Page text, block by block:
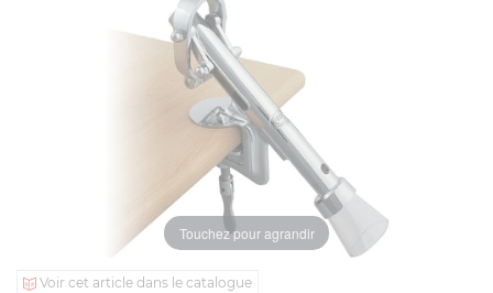
Touchez pour agrandir
Voir cet article dans le catalogue